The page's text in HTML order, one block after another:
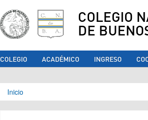
COLEGIO
DE
COLEGIO ACADÉMICO INGRESO
Se encuentra usted
Inicio